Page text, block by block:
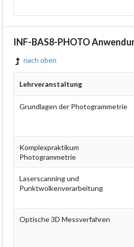
INF-BAS8-PHOTO
nach oben
Lehrveranstaltung
Grundlagen der Photogrammetrie
Komplexpraktikum
Photogrammetrie
Laserscanning und
Punktwolkenverarbeitung
Optische 3D Messverfahren